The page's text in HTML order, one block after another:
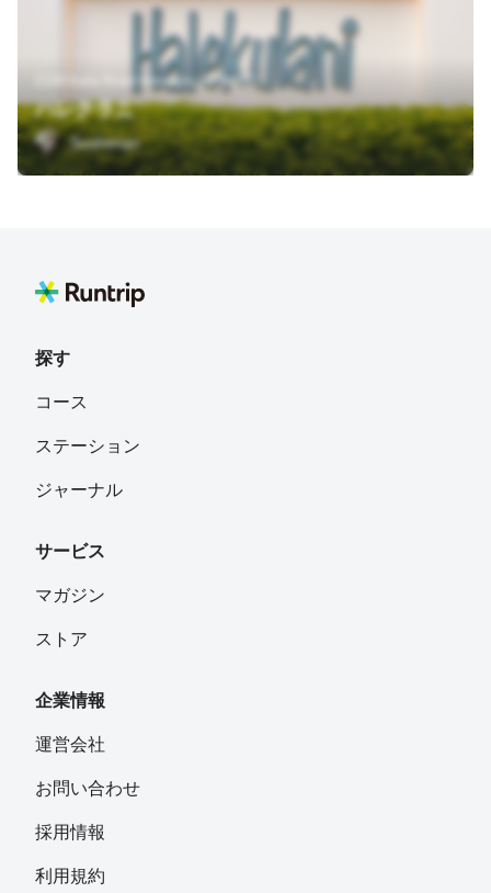
2199 Kalia Road Honolulu, HI 96815
ハレクラニ
Sushiman
探す
コース
ステーション
ジャーナル
サービス
マガジン
ストア
企業情報
運営会社
お問い合わせ
採用情報
利用規約